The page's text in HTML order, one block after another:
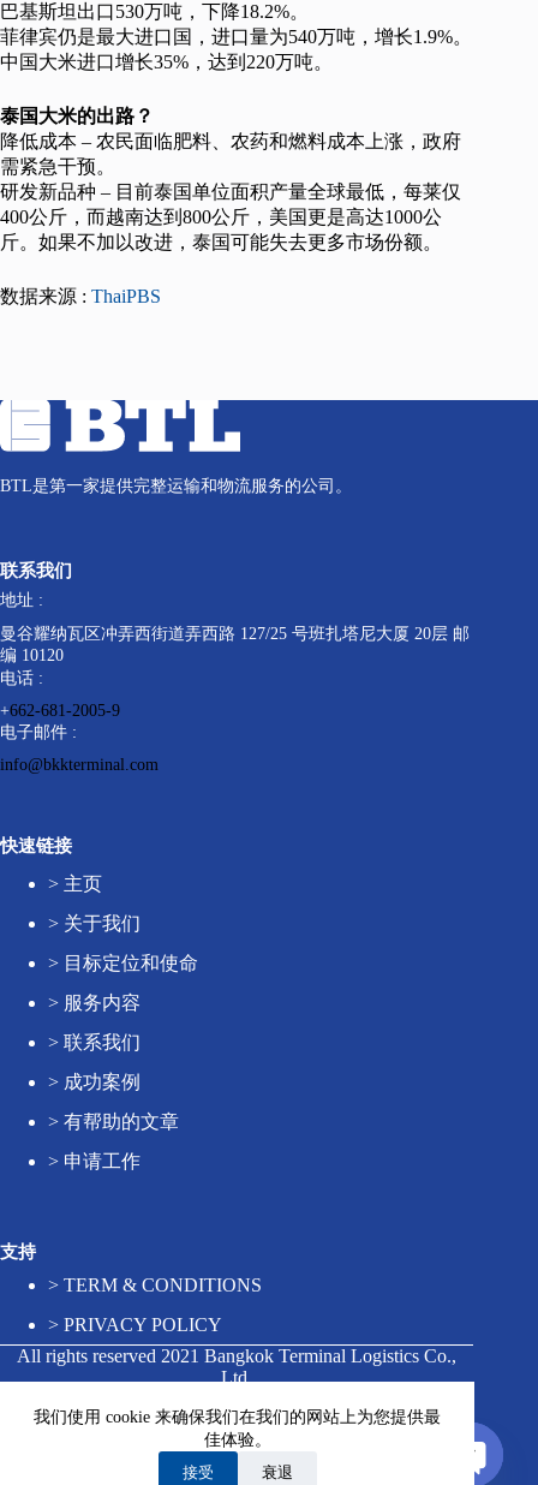
我们使用 cookie 来确保我们在我们的网站上为您提供最
佳体验。
接受 衰退
巴基斯坦出口530万吨，下降18.2%。
菲律宾仍是最大进口国，进口量为540万吨，增长1.9%。
中国大米进口增长35%，达到220万吨。
泰国大米的出路？
降低成本 – 农民面临肥料、农药和燃料成本上涨，政府
需紧急干预。
研发新品种 – 目前泰国单位面积产量全球最低，每莱仅
400公斤，而越南达到800公斤，美国更是高达1000公
斤。如果不加以改进，泰国可能失去更多市场份额。
数据来源 : ThaiPBS
BTL是第一家提供完整运输和物流服务的公司。
联系我们
地址 :
曼谷耀纳瓦区冲弄西街道弄西路 127/25 号班扎塔尼大厦 20层 邮
编 10120
电话 :
+662-681-2005-9
电子邮件 :
info@bkkterminal.com
快速链接
> 主页
> 关于我们
> 目标定位和使命
> 服务内容
> 联系我们
> 成功案例
> 有帮助的文章
> 申请工作
支持
> TERM & CONDITIONS
> PRIVACY POLICY
All rights reserved 2021 Bangkok Terminal Logistics Co.,
Ltd.